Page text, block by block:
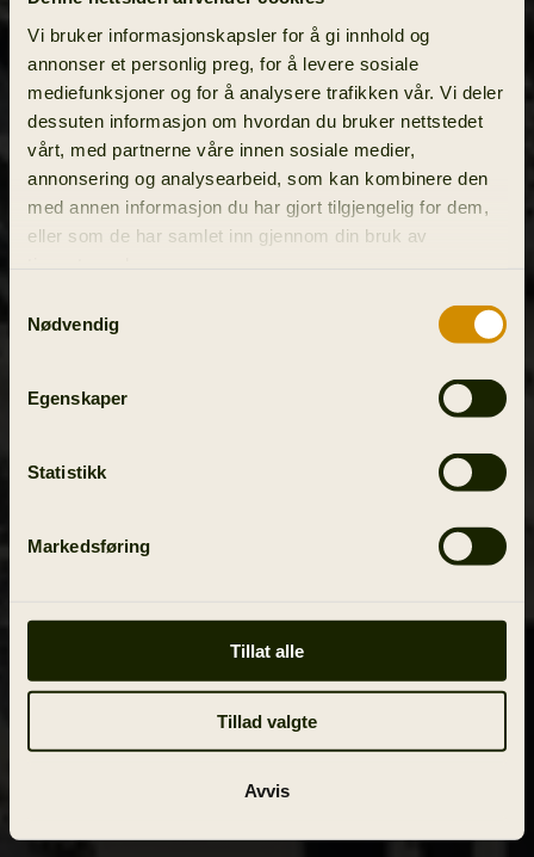
Vi bruker informasjonskapsler for å gi innhold og
annonser et personlig preg, for å levere sosiale
mediefunksjoner og for å analysere trafikken vår. Vi deler
dessuten informasjon om hvordan du bruker nettstedet
vårt, med partnerne våre innen sosiale medier,
annonsering og analysearbeid, som kan kombinere den
med annen informasjon du har gjort tilgjengelig for dem,
eller som de har samlet inn gjennom din bruk av
Nødvendig
Egenskaper
Statistikk
Markedsføring
Tillat alle
Tillad valgte
Avvis